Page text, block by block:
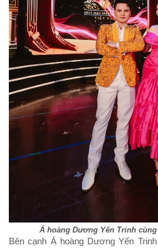
Á hoàng Dương Yến Trinh
Bên cạnh Á hoàng Dương Yến